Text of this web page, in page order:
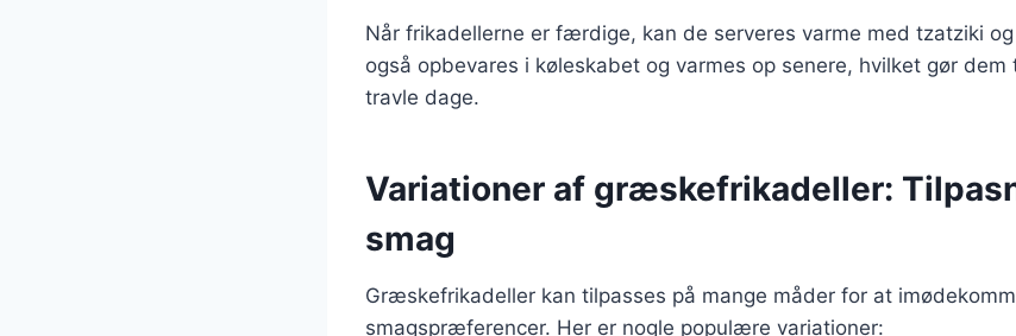
Når frikadellerne er færdige, kan de serveres varme med tzatziki
også opbevares i køleskabet og varmes op senere, hvilket gør
travle dage.
Variationer af græskefrikadeller:
smag
Græskefrikadeller kan tilpasses på mange måder for at
smagspræferencer. Her er nogle populære variationer: